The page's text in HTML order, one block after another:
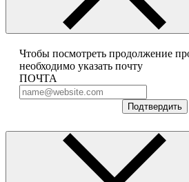
Чтобы посмотреть продолжение
необходимо указать почту
ПОЧТА
Подтвердить